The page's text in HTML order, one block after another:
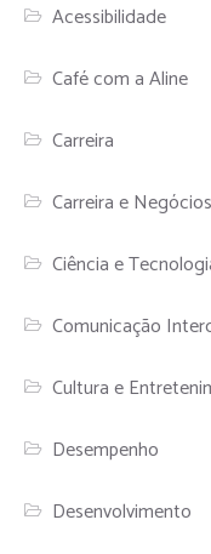
Acessibilidade
Café com a Aline
Carreira
Carreira e Negócios
Ciência e
Comunicação
Cultura e
Desempenho
Desenvolvimento